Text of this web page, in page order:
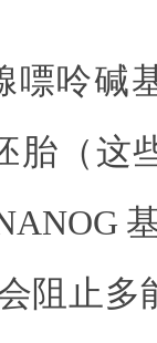
嘌呤碱
胎（这
阻止